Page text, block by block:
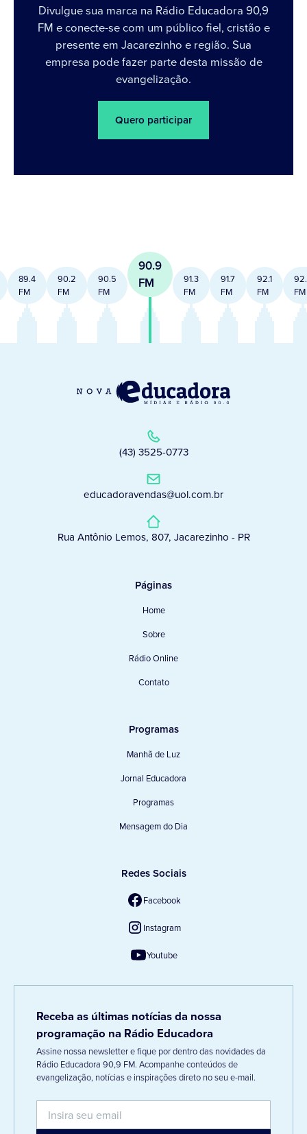
Divulgue sua marca na Rádio Educadora 90,9
FM e conecte-se com um público fiel, cristão e
presente em Jacarezinho e região. Sua
empresa pode fazer parte desta missão de
evangelização.
Quero participar
89.4
FM
90.2
FM
90.5
FM
90.9
FM
91.3
FM
91.7
FM
92.1
FM
FM
(43) 3525-0773
educadoravendas@uol.com.br
Rua Antônio Lemos, 807, Jacarezinho - PR
Páginas
Home
Sobre
Rádio Online
Contato
Programas
Manhã de Luz
Jornal Educadora
Programas
Mensagem do Dia
Redes Sociais
Facebook
Instagram
Youtube
Receba as últimas notícias da nossa
programação na Rádio Educadora
Assine nossa newsletter e fique por dentro das novidades da
Rádio Educadora 90,9 FM. Acompanhe conteúdos de
evangelização, notícias e inspirações direto no seu e-mail.